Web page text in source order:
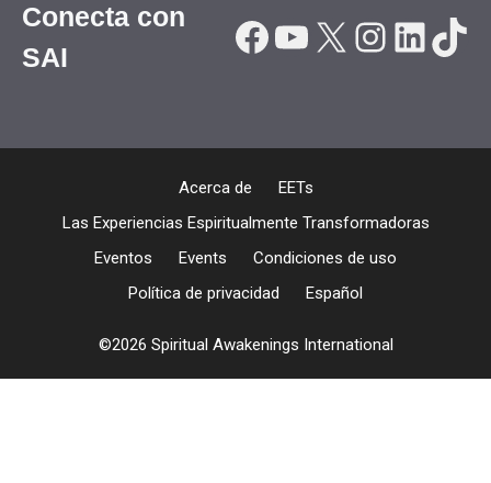
Conecta con
SAI
Facebook
YouTube
X
Acerca de
EETs
Las Experiencias Espiritualmente Transformadoras
Eventos
Events
Condiciones de uso
Política de privacidad
Español
©2026 Spiritual Awakenings International